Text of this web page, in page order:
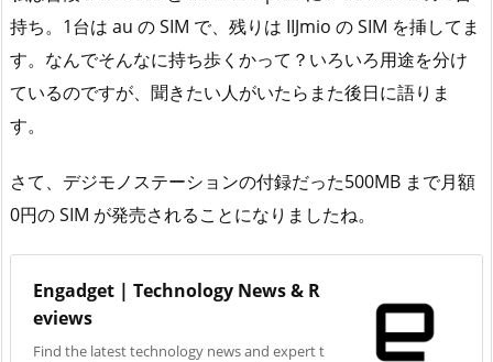
持ち。1台は au の SIM で、残りは IIJmio の SIM を挿してま
す。なんでそんなに持ち歩くかって？いろいろ用途を分け
ているのですが、聞きたい人がいたらまた後日に語りま
す。
さて、デジモノステーションの付録だった500MB まで月額
0円の SIM が発売されることになりましたね。
Engadget | Technology News & R
eviews
Find the latest technology news and expert t